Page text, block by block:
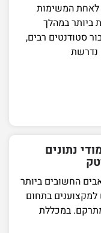
לאחת המשימות
ביותר במהלך
סטודנטים רבים,
נדרשת
נתונים
החשובים ביותר
למקצוענים בתחום
במכללת